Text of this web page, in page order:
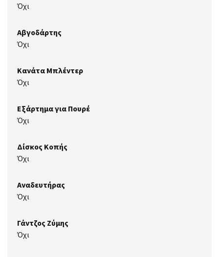
Όχι
Αβγοδάρτης
Όχι
Κανάτα Μπλέντερ
Όχι
Εξάρτημα για Πουρέ
Όχι
Δίσκος Κοπής
Όχι
Αναδευτήρας
Όχι
Γάντζος Ζύμης
Όχι